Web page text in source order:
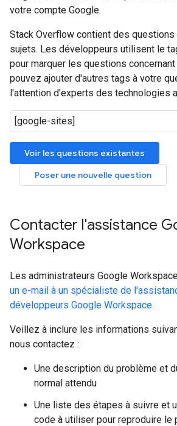
votre compte Google.
Stack Overflow contient des
sujets. Les développeurs utilisent le
pour marquer les questions
pouvez ajouter d'autres tags à votre
l'attention d'experts des technologies
Voir les questions existantes
Poser une nouvelle question
Contacter l'assistance
Workspace
Les administrateurs Google
un e-mail à un spécialiste de
développeurs Google Workspace.
Veillez à inclure les informations
nous contactez :
Une description du problème et
normal attendu
Une liste des étapes à suivre et
code à utiliser pour reproduire le